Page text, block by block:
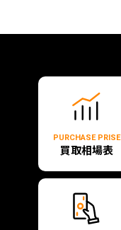
PURCHASE PRISE
買取相場表